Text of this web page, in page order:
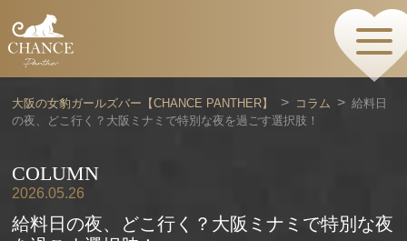
コンセプト
GIRLS
MENU
メニュー・料金
大阪の女豹ガールズバー【CHANCE PANTHER】 コラム
給料日
の夜、どこ行く？大阪ミナミで特別な夜を過ごす選択肢！
COLUMN
2026.05.26
給料日の夜、どこ行く？大阪ミナミで特別な夜